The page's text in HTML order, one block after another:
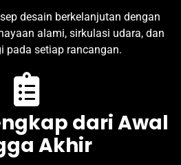
desain berkelanjutan dengan
alami, sirkulasi udara, dan
pada setiap rancangan.
dari Awal
Akhir